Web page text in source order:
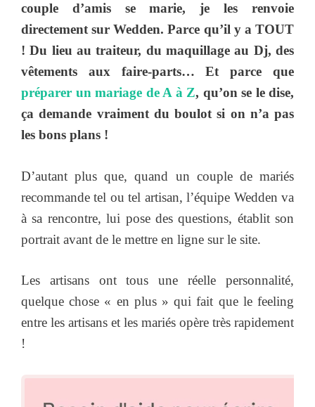
couple d’amis se marie, je les renvoie
directement sur Wedden. Parce qu’il y a TOUT
! Du lieu au traiteur, du maquillage au Dj, des
vêtements aux faire-parts… Et parce que
préparer un mariage de A à Z, qu’on se le dise,
ça demande vraiment du boulot si on n’a pas
les bons plans !
D’autant plus que, quand un couple de mariés
recommande tel ou tel artisan, l’équipe Wedden va
à sa rencontre, lui pose des questions, établit son
portrait avant de le mettre en ligne sur le site.
Les artisans ont tous une réelle personnalité,
quelque chose « en plus » qui fait que le feeling
entre les artisans et les mariés opère très rapidement
!